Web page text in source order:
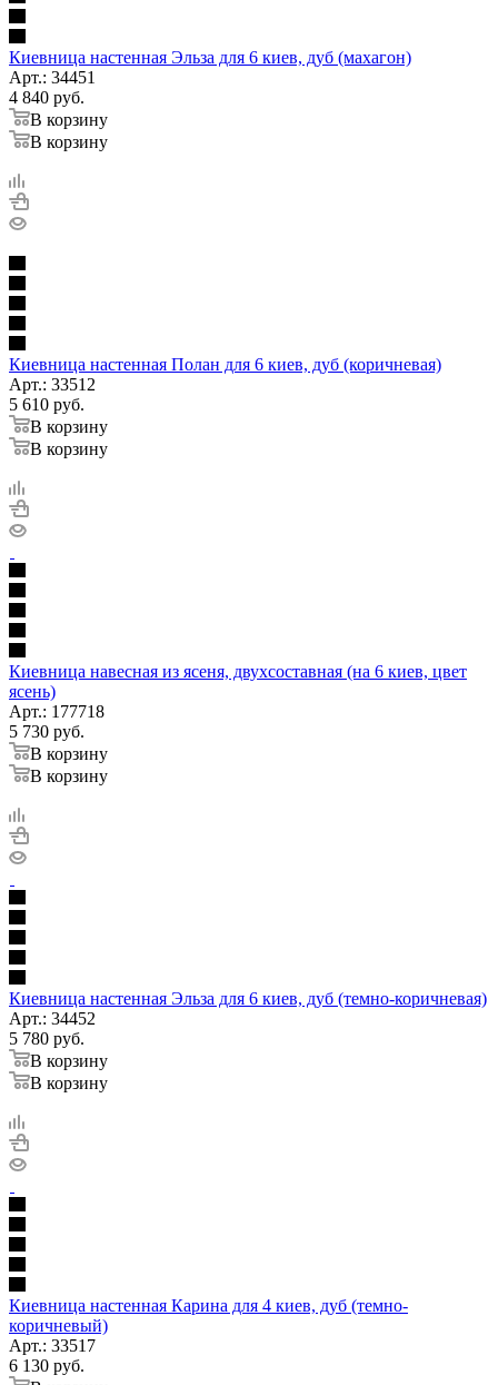
Киевница настенная Эльза для 6 киев, дуб (махагон)
Арт.: 34451
4 840 руб.
В корзину
В корзину
Киевница настенная Полан для 6 киев, дуб (коричневая)
Арт.: 33512
5 610 руб.
В корзину
В корзину
Киевница навесная из ясеня, двухсоставная (на 6 киев, цвет
ясень)
Арт.: 177718
5 730 руб.
В корзину
В корзину
Киевница настенная Эльза для 6 киев, дуб (темно-коричневая)
Арт.: 34452
5 780 руб.
В корзину
В корзину
Киевница настенная Карина для 4 киев, дуб (темно-
коричневый)
Арт.: 33517
6 130 руб.